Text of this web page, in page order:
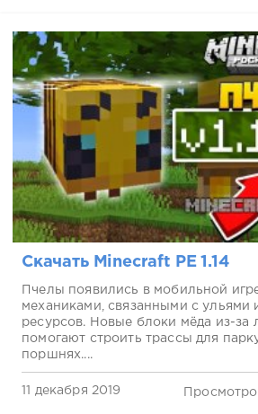
Скачать Minecraft PE 1.14
Пчелы появились в мобильной
механиками, связанными с ульями
ресурсов. Новые блоки мёда из-за
помогают строить трассы для
поршнях....
11 декабря 2019